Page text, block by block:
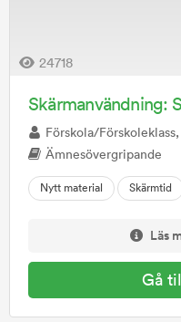
24718
Skärmanvändning:
Förskola/
Ämnesövergripande
Nytt material Skärmtid
Läs
Gå